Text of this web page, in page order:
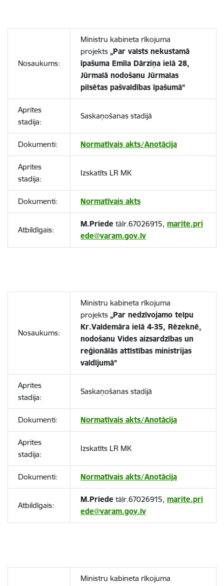
Nosaukums:
Ministru kabineta rīkojuma
projekts „Par valsts nekustamā
īpašuma Emīla Dārziņa ielā 28,
Jūrmalā nodošanu Jūrmalas
pilsētas pašvaldības īpašumā”
Aprites
stadija:
Saskaņošanas stadijā
Dokumenti: Normatīvais akts/Anotācija
Aprites
stadija:
Izskatīts LR MK
Dokumenti: Normatīvais akts
Atbildīgais:
M.Priede tālr.67026915, marite.pri
ede@varam.gov.lv
Nosaukums:
Ministru kabineta rīkojuma
projekts „Par nedzīvojamo telpu
Kr.Valdemāra ielā 4-35, Rēzeknē,
nodošanu Vides aizsardzības un
reģionālās attīstības ministrijas
valdījumā”
Aprites
stadija:
Saskaņošanas stadijā
Dokumenti: Normatīvais akts/Anotācija
Aprites
stadija:
Izskatīts LR MK
Dokumenti: Normatīvais akts/Anotācija
Atbildīgais:
M.Priede tālr.67026915, marite.pri
ede@varam.gov.lv
Ministru kabineta rīkojuma